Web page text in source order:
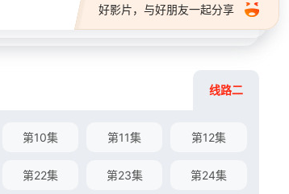
好影片，与好朋友一起分享
线路二
第10集 第11集 第12集
第22集 第23集 第24集